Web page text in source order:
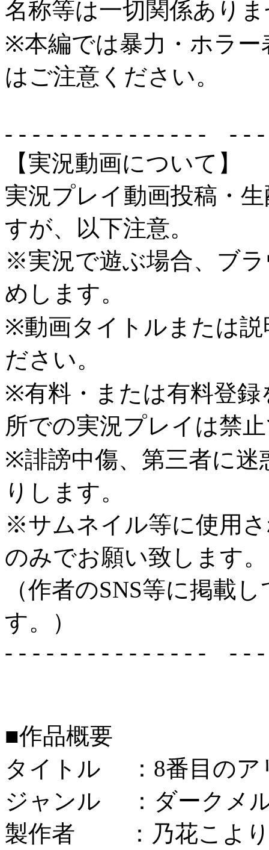
名称等は一切関係あり
※本編では暴力・ホラ
はご注意ください。
- - - - - - - - - - - - - - - - - -
【実況動画について】
実況プレイ動画投稿・
すが、以下注意。
※実況で遊ぶ場合、ブ
めします。
※動画タイトルまたは
ださい。
※有料・または有料登
所での実況プレイは禁
※誹謗中傷、第三者に迷
りします。
※サムネイル等に使用
のみでお願い致します。
（作者のSNS等に掲載
す。）
- - - - - - - - - - - - - - - - - -
■作品概要
タイトル ：8番目のア
ジャンル ：ダークメ
製作者 ：乃花こより